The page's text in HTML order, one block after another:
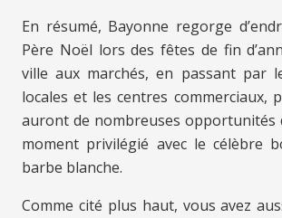
En résumé, Bayonne regorge
Père Noël lors des fêtes de fin
ville aux marchés, en passant par
locales et les centres commerciaux,
auront de nombreuses opportunités
moment privilégié avec le célèbre
barbe blanche.
Comme cité plus haut, vous avez